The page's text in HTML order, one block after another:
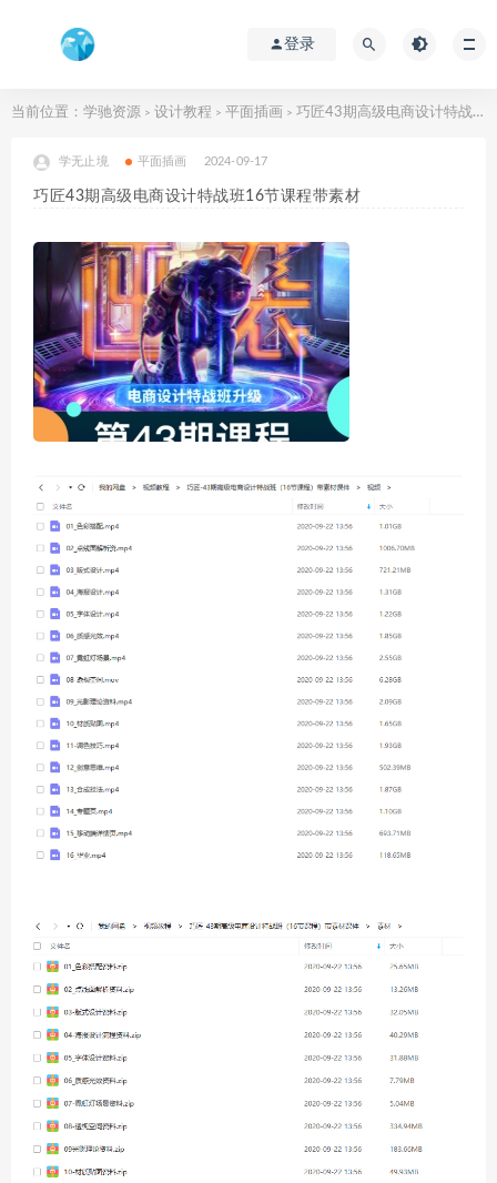
登录
当前位置： 学驰资源 > 设计教程 > 平面插画 > 巧匠43期高级电商设计特战班16节课程带素材
学无止境 平面插画 2024-09-17
巧匠43期高级电商设计特战班16节课程带素材